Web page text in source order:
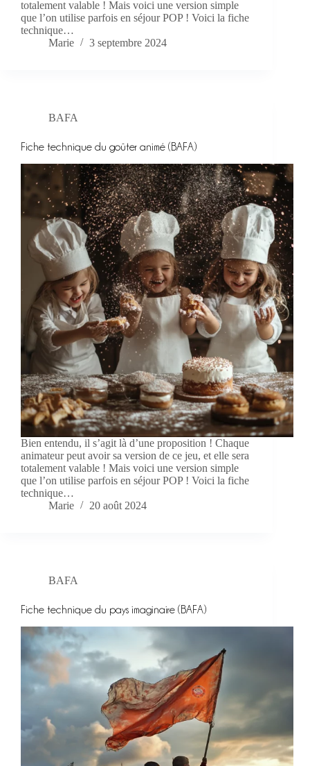
totalement valable ! Mais voici une version simple
que l’on utilise parfois en séjour POP ! Voici la fiche
technique…
Marie
3 septembre 2024
BAFA
Fiche technique du goûter animé (BAFA)
Bien entendu, il s’agit là d’une proposition ! Chaque
animateur peut avoir sa version de ce jeu, et elle sera
totalement valable ! Mais voici une version simple
que l’on utilise parfois en séjour POP ! Voici la fiche
technique…
Marie
20 août 2024
BAFA
Fiche technique du pays imaginaire (BAFA)